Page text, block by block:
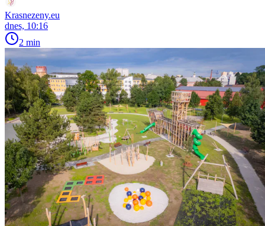
Krasnezeny.eu
dnes, 10:16
2 min